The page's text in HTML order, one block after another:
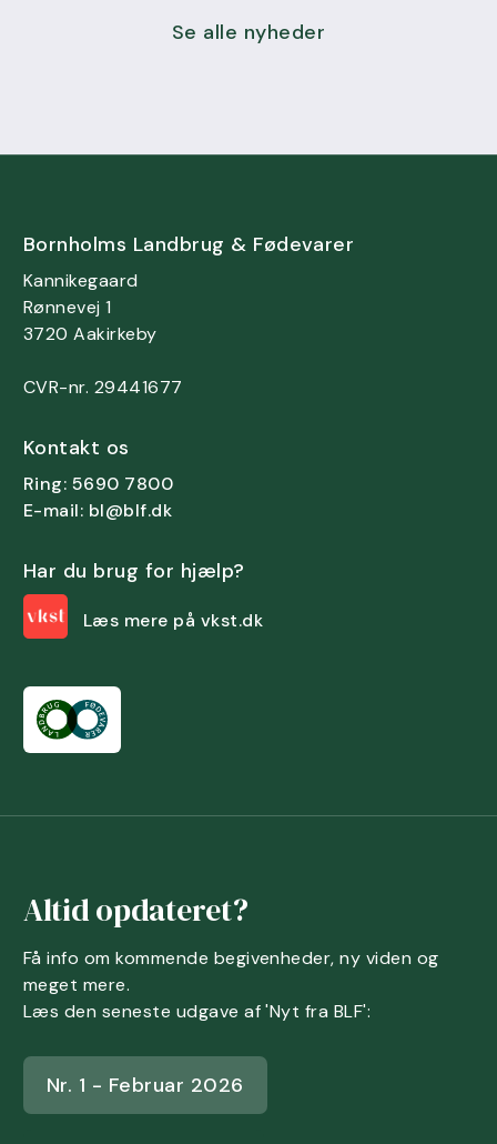
Se alle nyheder
Bornholms Landbrug & Fødevarer
Kannikegaard
Rønnevej 1
3720 Aakirkeby
CVR-nr. 29441677
Kontakt os
Ring: 5690 7800
E-mail: bl@blf.dk
Har du brug for hjælp?
Læs mere på vkst.dk
Altid opdateret?
Få info om kommende begivenheder, ny viden og
meget mere.
Læs den seneste udgave af 'Nyt fra BLF':
Nr. 1 - Februar 2026